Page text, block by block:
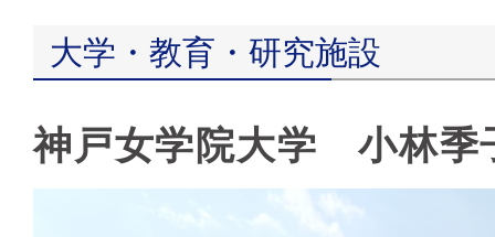
大学・教育・研究施設
神戸女学院大学 小林季